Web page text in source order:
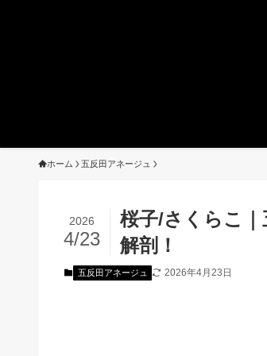
ホーム 五反田アネージュ
桜子/さくらこ
解剖！
2026
4/23
五反田アネージュ 2026年4月23日